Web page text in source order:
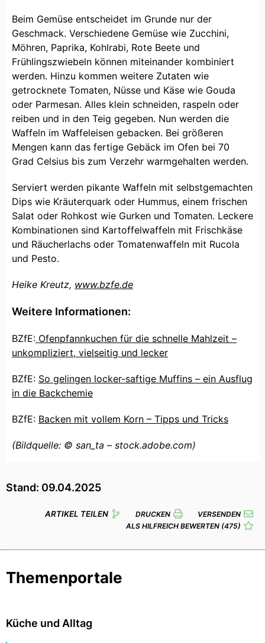
Beim Gemüse entscheidet im Grunde nur der
Geschmack. Verschiedene Gemüse wie Zucchini,
Möhren, Paprika, Kohlrabi, Rote Beete und
Frühlingszwiebeln können miteinander kombiniert
werden. Hinzu kommen weitere Zutaten wie
getrocknete Tomaten, Nüsse und Käse wie Gouda
oder Parmesan. Alles klein schneiden, raspeln oder
reiben und in den Teig gegeben. Nun werden die
Waffeln im Waffeleisen gebacken. Bei größeren
Mengen kann das fertige Gebäck im Ofen bei 70
Grad Celsius bis zum Verzehr warmgehalten werden.
Serviert werden pikante Waffeln mit selbstgemachten
Dips wie Kräuterquark oder Hummus, einem frischen
Salat oder Rohkost wie Gurken und Tomaten. Leckere
Kombinationen sind Kartoffelwaffeln mit Frischkäse
und Räucherlachs oder Tomatenwaffeln mit Rucola
und Pesto.
Heike Kreutz, www.bzfe.de
Weitere Informationen:
BZfE: Ofenpfannkuchen für die schnelle Mahlzeit –
unkompliziert, vielseitig und lecker
BZfE: So gelingen locker-saftige Muffins – ein Ausflug
in die Backchemie
BZfE: Backen mit vollem Korn – Tipps und Tricks
(Bildquelle: © san_ta – stock.adobe.com)
Stand: 09.04.2025
ARTIKEL TEILEN DRUCKEN
VERSENDEN
ALS HILFREICH BEWERTEN (475)
Themenportale
Küche und Alltag